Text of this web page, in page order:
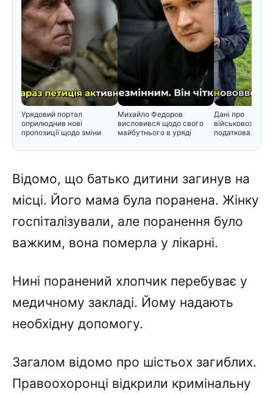
Урядовий портал
оприлюднив нові
пропозиції щодо зміни
Михайло Федоров
висловився щодо свого
майбутнього в уряді
Дані про
податкова
Відомо, що батько дитини загинув на
місці. Його мама була поранена. Жінку
госпіталізували, але поранення було
важким, вона померла у лікарні.
Нині поранений хлопчик перебуває у
медичному закладі. Йому надають
необхідну допомогу.
Загалом відомо про шістьох загиблих.
Правоохоронці відкрили кримінальну